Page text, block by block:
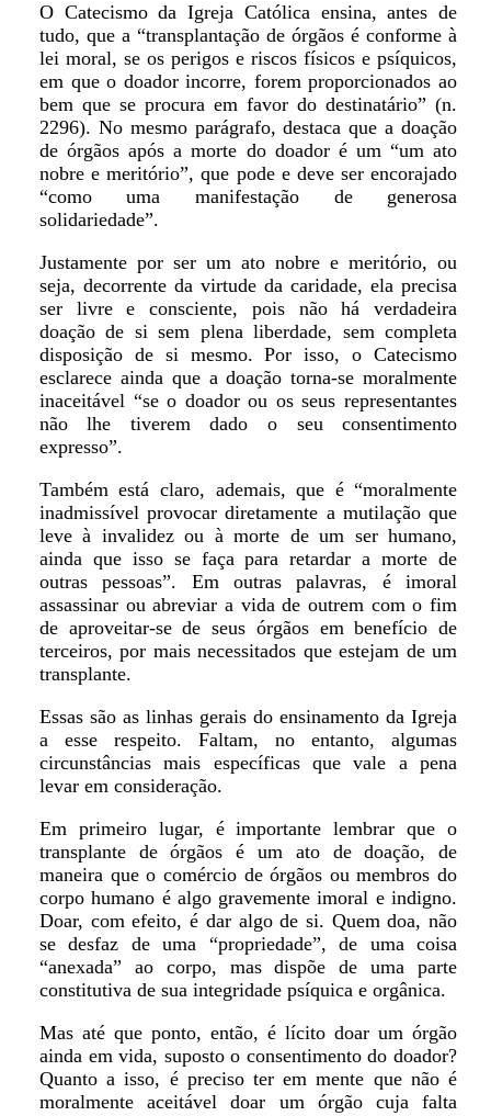
O Catecismo da Igreja Católica ensina, antes de
tudo, que a “transplantação de órgãos é conforme à
lei moral, se os perigos e riscos físicos e psíquicos,
em que o doador incorre, forem proporcionados ao
bem que se procura em favor do destinatário” (n.
2296). No mesmo parágrafo, destaca que a doação
de órgãos após a morte do doador é um “um ato
nobre e meritório”, que pode e deve ser encorajado
“como uma manifestação de generosa
solidariedade”.
Justamente por ser um ato nobre e meritório, ou
seja, decorrente da virtude da caridade, ela precisa
ser livre e consciente, pois não há verdadeira
doação de si sem plena liberdade, sem completa
disposição de si mesmo. Por isso, o Catecismo
esclarece ainda que a doação torna-se moralmente
inaceitável “se o doador ou os seus representantes
não lhe tiverem dado o seu consentimento
expresso”.
Também está claro, ademais, que é “moralmente
inadmissível provocar diretamente a mutilação que
leve à invalidez ou à morte de um ser humano,
ainda que isso se faça para retardar a morte de
outras pessoas”. Em outras palavras, é imoral
assassinar ou abreviar a vida de outrem com o fim
de aproveitar-se de seus órgãos em benefício de
terceiros, por mais necessitados que estejam de um
transplante.
Essas são as linhas gerais do ensinamento da Igreja
a esse respeito. Faltam, no entanto, algumas
circunstâncias mais específicas que vale a pena
levar em consideração.
Em primeiro lugar, é importante lembrar que o
transplante de órgãos é um ato de doação, de
maneira que o comércio de órgãos ou membros do
corpo humano é algo gravemente imoral e indigno.
Doar, com efeito, é dar algo de si. Quem doa, não
se desfaz de uma “propriedade”, de uma coisa
“anexada” ao corpo, mas dispõe de uma parte
constitutiva de sua integridade psíquica e orgânica.
Mas até que ponto, então, é lícito doar um órgão
ainda em vida, suposto o consentimento do doador?
Quanto a isso, é preciso ter em mente que não é
moralmente aceitável doar um órgão cuja falta